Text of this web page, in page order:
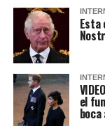
Esta
el